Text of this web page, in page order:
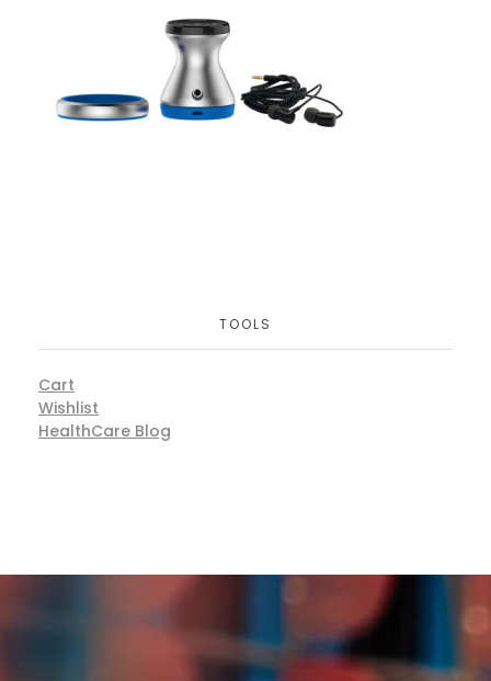
TOOLS
Cart
Wishlist
HealthCare Blog